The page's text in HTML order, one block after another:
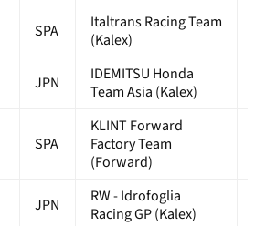
SPA
Italtrans Racing Team
(Kalex)
JPN
IDEMITSU Honda
Team Asia (Kalex)
SPA
KLINT Forward
Factory Team
(Forward)
JPN
RW - Idrofoglia
Racing GP (Kalex)